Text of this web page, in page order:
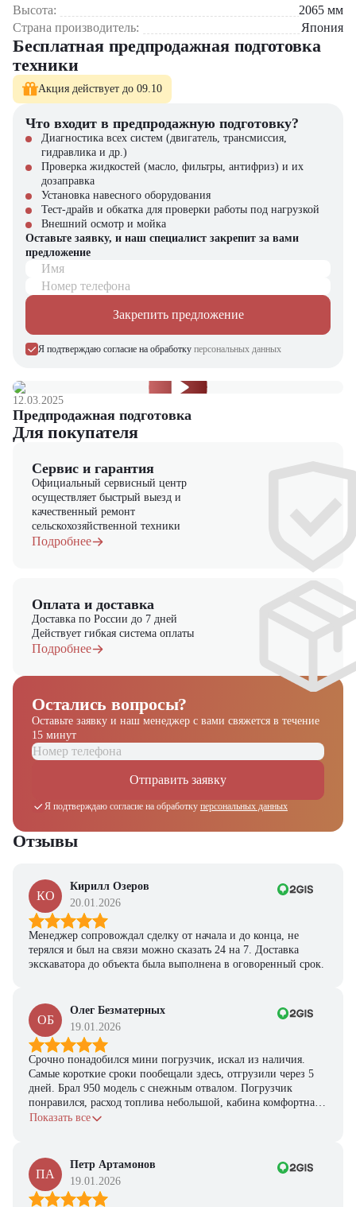
Где применяется вилочный погрузчик TCM FB20-9?
Склады с узкими проходами
Логистические комплексы и распределительные центры
Предприятия пищевой и фармацевтической отрасли
Автосалоны и дилерские центры
Почему стоит выбрать TCM FB20-9?
Минимальные затраты на обслуживание
Японское качество
Экологическая чистота
Высокая точность работы
Универсальность
Купить электрический вилочный погрузчик TCM FB20-9 в
компании "ЦТО"
Компания "ЦТО" – официальный дилер техники TCM,
предлагающий новые модели складского оборудования с гарантией.
У нас вы найдете: широкий выбор спецтехники, вилочных
погрузчиков, малой складской техники, навесного оборудования,
запчасти для долгосрочной эксплуатации, профессиональные
Мы осуществляем быструю доставку по всей России и
обеспечиваем сервисное обслуживание и ремонт.
📞 Звоните прямо сейчас для уточнения деталей и оформления
Выбирайте надежность и качество – выбирайте TCM FB20-9 в
"ЦТО"!
Высота:
2065 мм
Страна производитель:
Япония
Бесплатная предпродажная подготовка
техники
Акция действует до 09.10
Что входит в предпродажную подготовку?
Диагностика всех систем (двигатель, трансмиссия,
гидравлика и др.)
Проверка жидкостей (масло, фильтры, антифриз) и их
дозаправка
Установка навесного оборудования
Тест-драйв и обкатка для проверки работы под нагрузкой
Внешний осмотр и мойка
Оставьте заявку, и наш специалист закрепит за вами
предложение
Имя
Номер телефона
Закрепить предложение
Я подтверждаю согласие на обработку персональных данных
12.03.2025
Предпродажная подготовка
Для покупателя
Сервис и гарантия
Официальный сервисный центр
осуществляет быстрый выезд и
качественный ремонт
сельскохозяйственной техники
Подробнее
Оплата и доставка
Доставка по России до 7 дней
Действует гибкая система оплаты
Подробнее
Остались вопросы?
Оставьте заявку и наш менеджер с вами свяжется в течение
15 минут
Отправить заявку
Я подтверждаю согласие на обработку персональных данных
Отзывы
КО
Кирилл Озеров
20.01.2026
Менеджер сопровождал сделку от начала и до конца, не
терялся и был на связи можно сказать 24 на 7. Доставка
экскаватора до объекта была выполнена в оговоренный срок.
ОБ
Олег Безматерных
19.01.2026
Срочно понадобился мини погрузчик, искал из наличия.
Самые короткие сроки пообещали здесь, отгрузили через 5
дней. Брал 950 модель с снежным отвалом. Погрузчик
понравился, расход топлива небольшой, кабина комфортная,
с задачами справляется.
Показать все
ПА
Петр Артамонов
19.01.2026